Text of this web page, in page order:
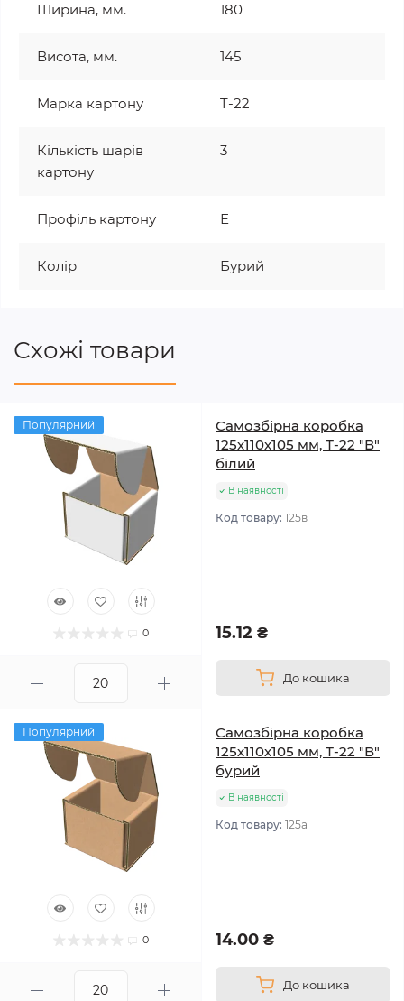
Ширина, мм. 180
Висота, мм. 145
Марка картону T-22
Кількість шарів
картону
3
Профіль картону Е
Колір Бурий
Схожі товари
Популярний
0
Самозбірна коробка
125х110х105 мм, Т-22 "В"
білий
В наявності
Код товару: 125в
15.12 ₴
До кошика
Популярний
0
Самозбірна коробка
125х110х105 мм, Т-22 "В"
бурий
В наявності
Код товару: 125а
14.00 ₴
До кошика